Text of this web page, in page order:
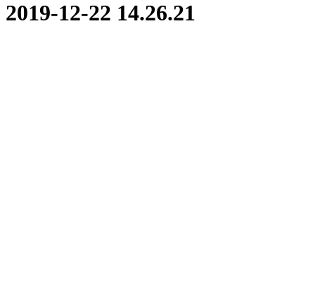
2019-12-22 14.26.21